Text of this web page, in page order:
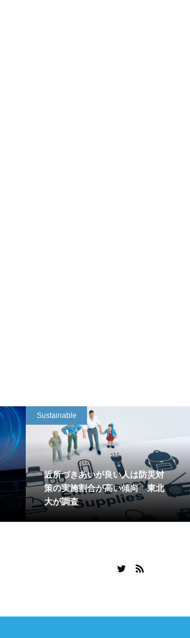
Sustainable
近所づきあいが良い人は防災対
策の実施割合が高い傾向 東北
大が調査